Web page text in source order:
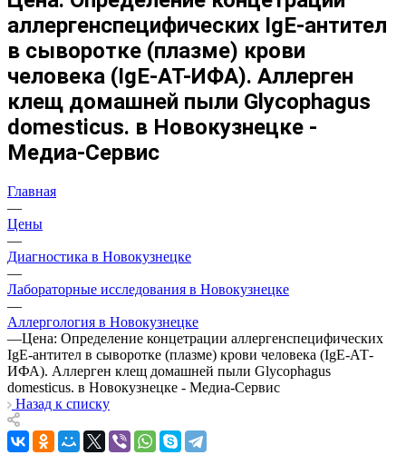
аллергенспецифических IgE-антител
в сыворотке (плазме) крови
человека (IgE-АТ-ИФА). Аллерген
клещ домашней пыли Glycophagus
domesticus. в Новокузнецке -
Медиа-Сервис
Главная
—
Цены
—
Диагностика в Новокузнецке
—
Лабораторные исследования в Новокузнецке
—
Аллергология в Новокузнецке
—Цена: Определение концетрации аллергенспецифических
IgE-антител в сыворотке (плазме) крови человека (IgE-АТ-
ИФА). Аллерген клещ домашней пыли Glycophagus
domesticus. в Новокузнецке - Медиа-Сервис
Назад к списку